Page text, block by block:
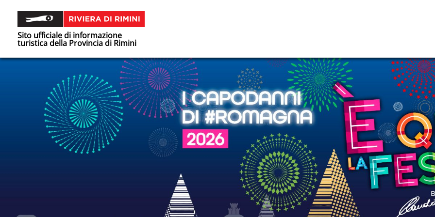
Sito ufficiale di informazione
turistica della Provincia di Rimini